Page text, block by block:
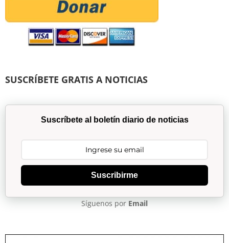
SUSCRÍBETE GRATIS A NOTICIAS
Suscríbete al boletín diario de noticias
Suscribirme
Síguenos por Email